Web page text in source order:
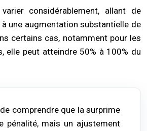
considérablement, allant de
une augmentation substantielle de
certains cas, notamment pour les
elle peut atteindre 50% à 100% du
comprendre que la surprime
pénalité, mais un ajustement